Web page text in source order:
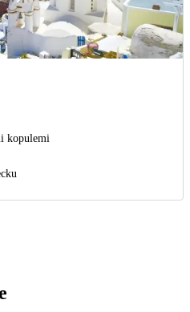
kopulemi